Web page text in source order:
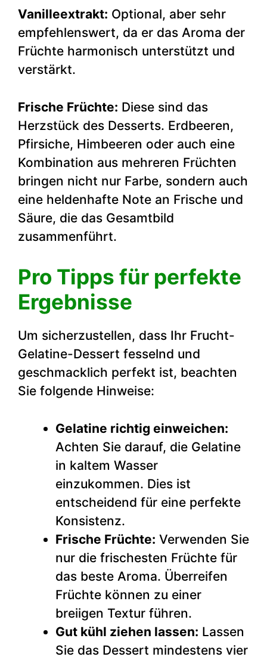
Vanilleextrakt: Optional, aber sehr
empfehlenswert, da er das Aroma der
Früchte harmonisch unterstützt und
verstärkt.
Frische Früchte: Diese sind das
Herzstück des Desserts. Erdbeeren,
Pfirsiche, Himbeeren oder auch eine
Kombination aus mehreren Früchten
bringen nicht nur Farbe, sondern auch
eine heldenhafte Note an Frische und
Säure, die das Gesamtbild
zusammenführt.
Pro Tipps für perfekte
Ergebnisse
Um sicherzustellen, dass Ihr Frucht-
Gelatine-Dessert fesselnd und
geschmacklich perfekt ist, beachten
Sie folgende Hinweise:
Gelatine richtig einweichen:
Achten Sie darauf, die Gelatine
in kaltem Wasser
einzukommen. Dies ist
entscheidend für eine perfekte
Konsistenz.
Frische Früchte: Verwenden Sie
nur die frischesten Früchte für
das beste Aroma. Überreifen
Früchte können zu einer
breiigen Textur führen.
Gut kühl ziehen lassen: Lassen
Sie das Dessert mindestens vier